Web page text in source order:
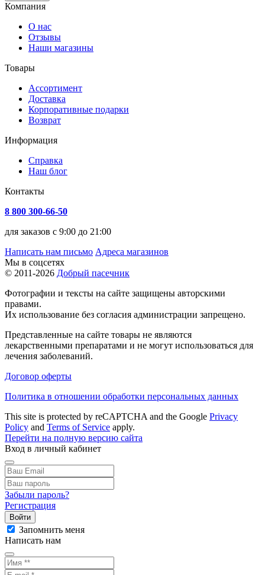
Компания
О нас
Отзывы
Наши магазины
Товары
Ассортимент
Доставка
Корпоративные подарки
Возврат
Информация
Справка
Наш блог
Контакты
8 800 300-66-50
для заказов с 9:00 до 21:00
Написать нам письмо Адреса магазинов
Мы в соцсетях
© 2011-2026 Добрый пасечник
Фотографии и тексты на сайте защищены авторскими
правами.
Их использование без согласия администрации запрещено.
Представленные на сайте товары не являются
лекарственными препаратами и не могут использоваться для
лечения заболеваний.
Договор оферты
Политика в отношении обработки персональных данных
This site is protected by reCAPTCHA and the Google Privacy
Policy and Terms of Service apply.
Перейти на полную версию сайта
Вход в личный кабинет
Забыли пароль?
Регистрация
Войти
Запомнить меня
Написать нам